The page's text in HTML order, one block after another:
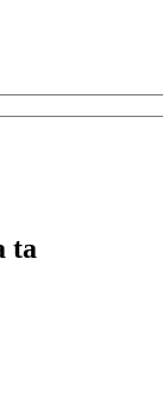
ta